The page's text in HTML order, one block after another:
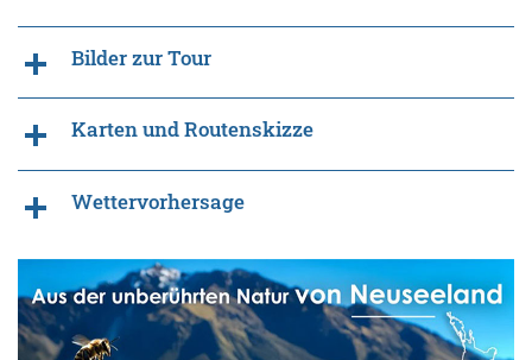
Bilder zur Tour
Karten und Routenskizze
Wettervorhersage